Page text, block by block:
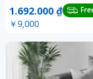
1.692.000 ₫
￥9,000